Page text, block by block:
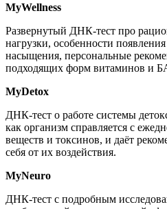
MyWellness
Развернутый ДНК-тест про
нагрузки, особенности
насыщения, персональные
подходящих форм витаминов и
MyDetox
ДНК-тест о работе системы
как организм справляется с
веществ и токсинов, и даёт
себя от их воздействия.
MyNeuro
ДНК-тест с подробным